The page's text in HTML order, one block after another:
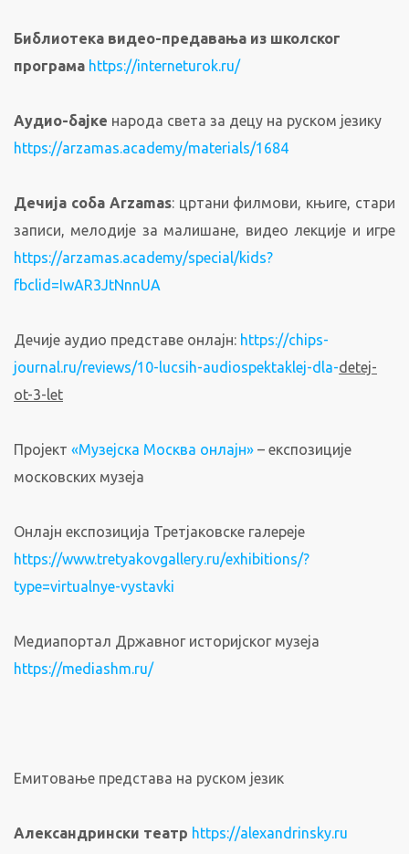
Библиотека видео-предавања из школског
програма https://interneturok.ru/
Аудио-бајке народа света за децу на руском језику
https://arzamas.academy/materials/1684
Дечија соба Arzamas: цртани филмови, књиге, стари
записи, мелодије за малишане, видео лекције и игре
https://arzamas.academy/special/kids?
fbclid=IwAR3JtNnnUA
Дечије аудио представе онлајн: https://chips-
journal.ru/reviews/10-lucsih-audiospektaklej-dla-detej-
ot-3-let
Пројект «Музејска Москва онлајн» – експозиције
московских музеја
Онлајн експозиција Третјаковске галереје
https://www.tretyakovgallery.ru/exhibitions/?
type=virtualnye-vystavki
Медиапортал Државног историјског музеја
https://mediashm.ru/
Емитовање представа на руском језик
Александрински театр https://alexandrinsky.ru